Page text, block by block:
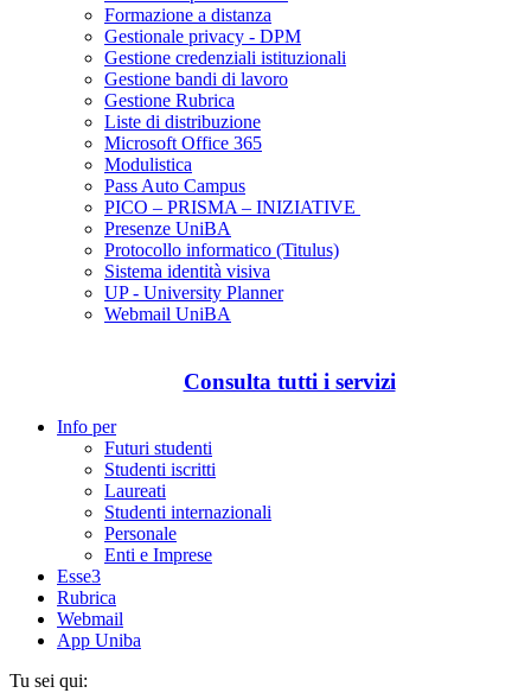
Formazione a distanza
Gestionale privacy - DPM
Gestione credenziali istituzionali
Gestione bandi di lavoro
Gestione Rubrica
Liste di distribuzione
Microsoft Office 365
Modulistica
Pass Auto Campus
PICO – PRISMA – INIZIATIVE
Presenze UniBA
Protocollo informatico (Titulus)
Sistema identità visiva
UP - University Planner
Webmail UniBA
Consulta tutti i servizi
Info per
Futuri studenti
Studenti iscritti
Laureati
Studenti internazionali
Personale
Enti e Imprese
Esse3
Rubrica
Webmail
App Uniba
Tu sei qui: